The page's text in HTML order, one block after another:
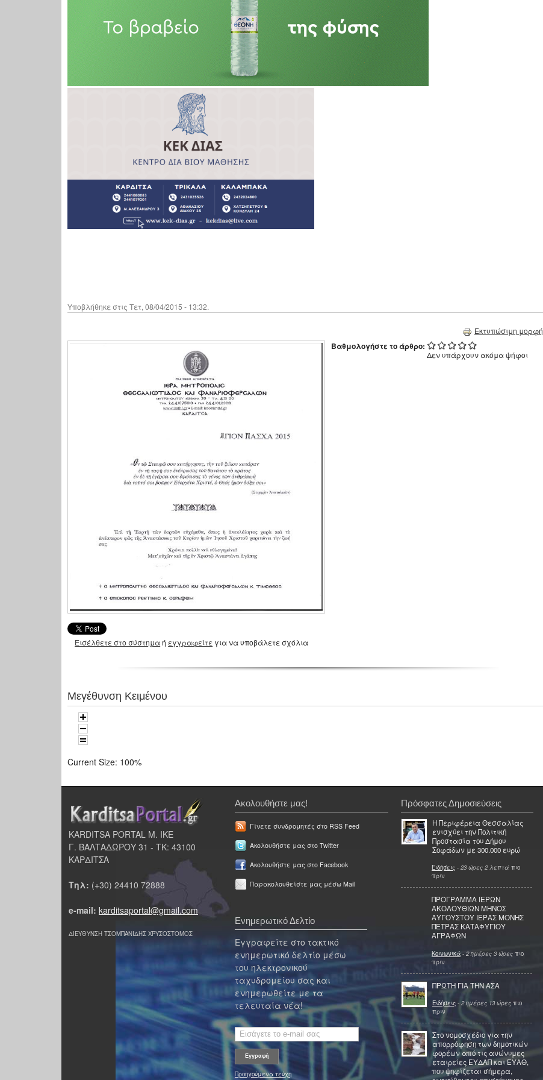
Υποβλήθηκε στις Τετ, 08/04/2015 - 13:32.
Εκτυπώσιμη μορφή
Βαθμολογήστε το άρθρο:
Δεν υπάρχουν ακόμα ψήφοι
Εισέλθετε στο σύστημαή εγγραφείτε για να υποβάλετε σχόλια
Μεγέθυνση Κειμένου
Current Size: 100%
KARDITSA PORTAL Μ. ΙΚΕ
Γ. ΒΑΛΤΑΔΩΡΟΥ 31 - ΤΚ: 43100
ΚΑΡΔΙΤΣΑ
Τηλ: (+30) 24410 72888
e-mail: karditsaportal@gmail.com
ΔΙΕΥΘΥΝΣΗ ΤΣΟΜΠΑΝΙΔΗΣ ΧΡΥΣΟΣΤΟΜΟΣ
Ακολουθήστε μας!
Γίνετε συνδρομητές στο RSS Feed
Ακολουθήστε μας στο Twitter
Ακολουθήστε μας στο Facebook
Παρακολουθείστε μας μέσω Mail
Ενημερωτικό Δελτίο
Εγγραφείτε στο τακτικό
ενημερωτικό δελτίο μέσω
του ηλεκτρονικού
ταχυδρομείου σας και
ενημερωθείτε με τα
τελευταία νέα!
Προηγούμενα τεύχη
Πρόσφατες Δημοσιεύσεις
Η Περιφέρεια Θεσσαλίας
ενισχύει την Πολιτική
Προστασία του Δήμου
Σοφάδων με 300.000 ευρώ
Ειδήσεις - 23 ώρες 2 λεπτά πιο
πριν
ΠΡΟΓΡΑΜΜΑ ΙΕΡΩΝ
ΑΚΟΛΟΥΘΙΩΝ ΜΗΝΟΣ
ΑΥΓΟΥΣΤΟΥ ΙΕΡΑΣ ΜΟΝΗΣ
ΠΕΤΡΑΣ ΚΑΤΑΦΥΓΙΟΥ
ΑΓΡΑΦΩΝ
Κοινωνικά - 2 ημέρες 3 ώρες πιο
πριν
ΠΡΩΤΗ ΓΙΑ ΤΗΝ ΑΣΑ
Ειδήσεις - 2 ημέρες 13 ώρες πιο
πριν
Στο νομοσχέδιο για την
απορρόφηση των δημοτικών
φορέων από τις ανώνυμες
εταιρείες ΕΥΔΑΠ και ΕΥΑΘ,
που ψηφίζεται σήμερα,